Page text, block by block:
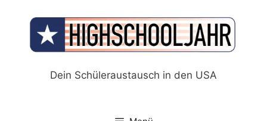
springen
Dein Schüleraustausch in den USA